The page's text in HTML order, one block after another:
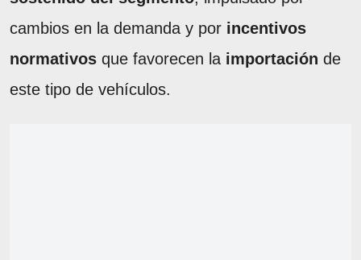
cambios en la demanda y por incentivos
normativos que favorecen la importación de
este tipo de vehículos.